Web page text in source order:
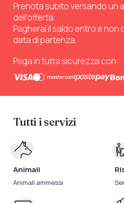
Prenota subito versando un
dell’offerta.
Pagherai il saldo entro e non
data di partenza.
Paga in tutta sicurezza con:
Tutti i servizi
Animali
Animali ammessi